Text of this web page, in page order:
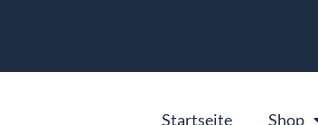
Startseite Shop